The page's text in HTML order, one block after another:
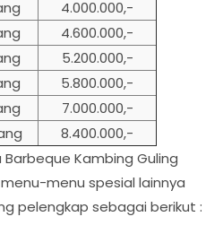
4.000.000,-
4.600.000,-
5.200.000,-
5.800.000,-
7.000.000,-
8.400.000,-
Kambing Guling
menu spesial lainnya
pelengkap sebagai berikut :